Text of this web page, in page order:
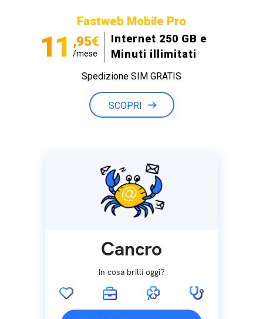
Fastweb Mobile Pro
11 ,95€
/mese
Internet 250 GB e
Minuti illimitati
Spedizione SIM GRATIS
SCOPRI
Cancro
In cosa brilli oggi?